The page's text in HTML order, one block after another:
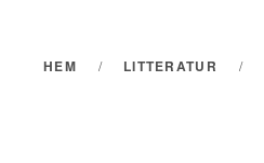
HEM LITTERATUR